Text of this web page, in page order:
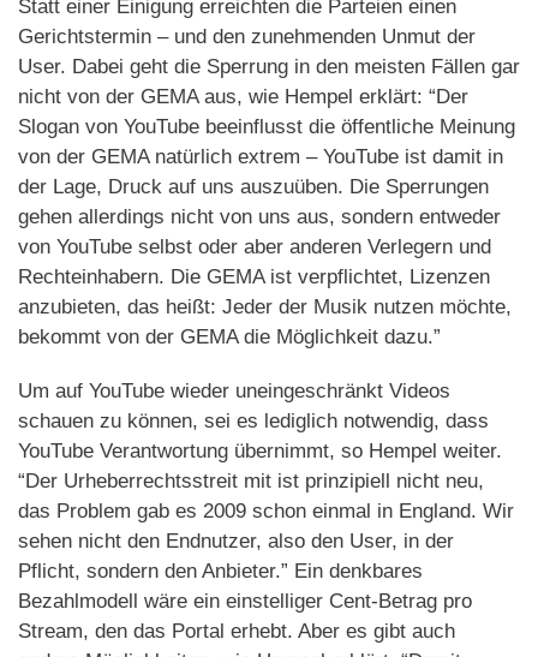
Statt einer Einigung erreichten die Parteien einen
Gerichtstermin – und den zunehmenden Unmut der
User. Dabei geht die Sperrung in den meisten Fällen gar
nicht von der GEMA aus, wie Hempel erklärt: “Der
Slogan von YouTube beeinflusst die öffentliche Meinung
von der GEMA natürlich extrem – YouTube ist damit in
der Lage, Druck auf uns auszuüben. Die Sperrungen
gehen allerdings nicht von uns aus, sondern entweder
von YouTube selbst oder aber anderen Verlegern und
Rechteinhabern. Die GEMA ist verpflichtet, Lizenzen
anzubieten, das heißt: Jeder der Musik nutzen möchte,
bekommt von der GEMA die Möglichkeit dazu.”
Um auf YouTube wieder uneingeschränkt Videos
schauen zu können, sei es lediglich notwendig, dass
YouTube Verantwortung übernimmt, so Hempel weiter.
“Der Urheberrechtsstreit mit ist prinzipiell nicht neu,
das Problem gab es 2009 schon einmal in England. Wir
sehen nicht den Endnutzer, also den User, in der
Pflicht, sondern den Anbieter.” Ein denkbares
Bezahlmodell wäre ein einstelliger Cent-Betrag pro
Stream, den das Portal erhebt. Aber es gibt auch